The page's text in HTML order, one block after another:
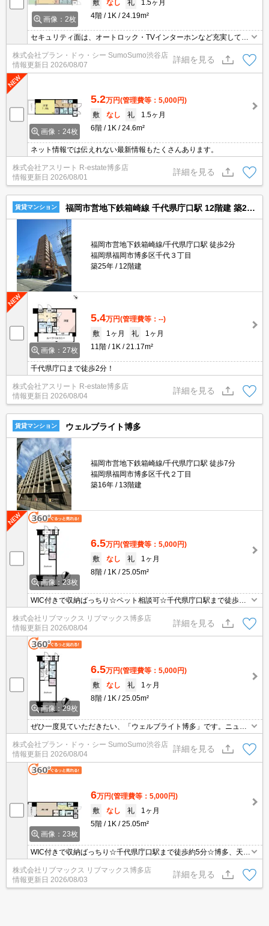
画像：2枚
敷
なし 礼
1.5ヶ月
4階
1K 24.19m²
セキュリティ面は、オートロック・TVインターホンなど充実してい
るので、防犯対策もばっちりです。共用部には宅配ボックスが付い
ているため、家で何時間も待機する必要がありません。収納はクロ
ゼット・シューズボックスなど豊富なので、衣類や履き物の整理が
しやすく便利です。バルコニーをご活用いただける物件です。
株式会社プラン・ドゥ・シー SumoSumo渋谷店
情報更新日 2026/08/07
詳細を見る
画像：24枚
5.2万円(管理費等：5,000円)
敷
なし 礼
1.5ヶ月
6階
1K 24.6m²
ネット情報では伝えれない最新情報もたくさんあります。
株式会社アスリート R-estate博多店
情報更新日 2026/08/01
詳細を見る
賃貸マンション 福岡市営地下鉄箱崎線 千代県庁口駅 12階建 築25年
福岡市営地下鉄箱崎線/千代県庁口駅 徒歩2分
福岡県福岡市博多区千代３丁目
築25年
12階建
画像：27枚
5.4万円(管理費等：--)
敷
1ヶ月 礼
1ヶ月
11階
1K 21.17m²
千代県庁口まで徒歩2分！
株式会社アスリート R-estate博多店
情報更新日 2026/08/04
詳細を見る
賃貸マンション ウェルブライト博多
福岡市営地下鉄箱崎線/千代県庁口駅 徒歩7分
福岡県福岡市博多区千代２丁目
築16年
13階建
画像：23枚
6.5万円(管理費等：5,000円)
敷
なし 礼
1ヶ月
8階
1K 25.05m²
WIC付きで収納ばっちり☆ペット相談可☆千代県庁口駅まで徒歩約5
分☆博多、天神へ地下鉄で1本の好立地☆
株式会社リブマックス リブマックス博多店
情報更新日 2026/08/04
詳細を見る
画像：29枚
6.5万円(管理費等：5,000円)
敷
なし 礼
1ヶ月
8階
1K 25.05m²
ぜひ一度見ていただきたい、「ウェルブライト博多」です。ニュー
ヤマザキデイリーストア パピヨン24店まで徒歩6分と近場にコンビ
ニがあるのもポイント。荷物を注文する時に時間を気にしなくてよ
くなる宅配ボックスを共用部に備え付けております。
株式会社プラン・ドゥ・シー SumoSumo渋谷店
情報更新日 2026/08/04
詳細を見る
画像：23枚
6万円(管理費等：5,000円)
敷
なし 礼
1ヶ月
5階
1K 25.05m²
WIC付きで収納ばっちり☆千代県庁口駅まで徒歩約5分☆博多、天神
へ地下鉄で1本の好立地☆
株式会社リブマックス リブマックス博多店
情報更新日 2026/08/03
詳細を見る